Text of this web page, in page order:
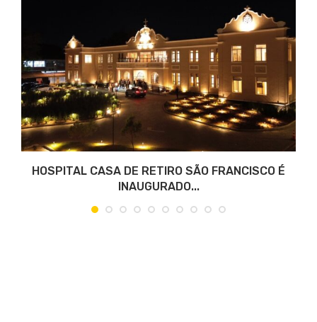
HOSPITAL CASA DE RETIRO SÃO FRANCISCO É
INAUGURADO...